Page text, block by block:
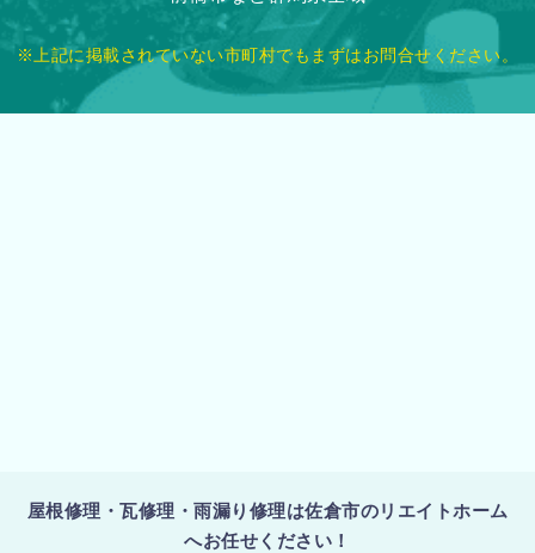
※上記に掲載されていない市町村でもまずはお問合せください。
屋根修理・瓦修理・雨漏り修理は佐倉市のリエイトホーム
へお任せください！